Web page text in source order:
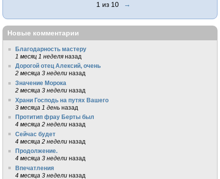
1 из 10 →
Новые комментарии
Благодарность мастеру
1 месяц 1 неделя назад
Дорогой отец Алексий, очень
2 месяца 3 недели назад
Значение Морока
2 месяца 3 недели назад
Храни Господь на путях Вашего
3 месяца 1 день назад
Протитип фрау Берты был
4 месяца 2 недели назад
Сейчас будет
4 месяца 2 недели назад
Продолжение.
4 месяца 3 недели назад
Впечатления
4 месяца 3 недели назад